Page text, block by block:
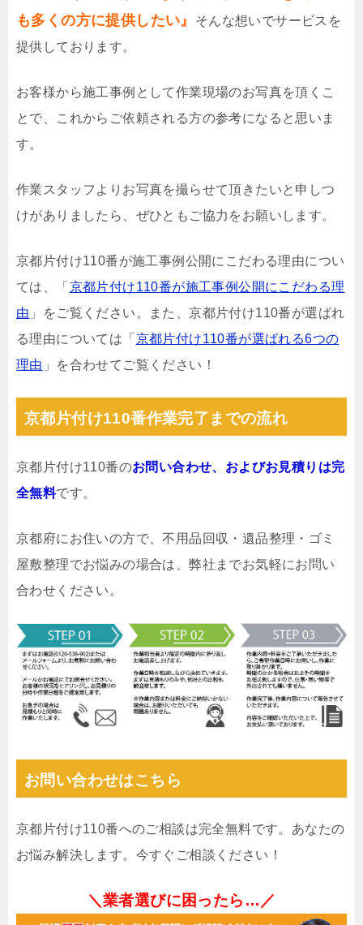
も多くの方に提供したい』
そんな想いでサービスを
提供しております。
お客様から施工事例として作業現場のお写真を頂くこ
とで、これからご依頼される方の参考になると思いま
す。
作業スタッフよりお写真を撮らせて頂きたいと申しつ
けがありましたら、ぜひともご協力をお願いします。
京都片付け110番が施工事例公開にこだわる理由につい
ては、「 京都片付け110番が施工事例公開にこだわる理
由 」をご覧ください。また、京都片付け110番が選ばれ
る理由については「 京都片付け110番が選ばれる6つの
理由 」を合わせてご覧ください！
京都片付け110番作業完了までの流れ
京都片付け110番のお問い合わせ、およびお見積りは完
全無料です。
京都府にお住いの方で、不用品回収・遺品整理・ゴミ
屋敷整理でお悩みの場合は、弊社までお気軽にお問い
合わせください。
お問い合わせはこちら
京都片付け110番へのご相談は完全無料です。あなたの
お悩み解決します。今すぐご相談ください！
＼業者選びに困ったら…／